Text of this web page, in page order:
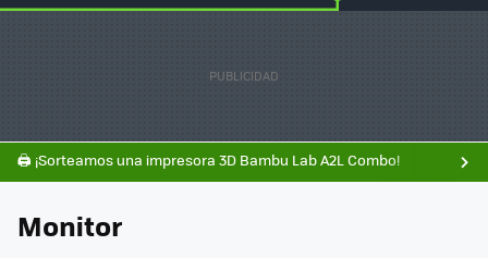
🖨️ ¡Sorteamos una impresora 3D Bambu Lab A2L Combo!
Monitor